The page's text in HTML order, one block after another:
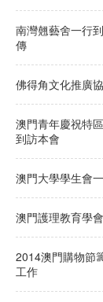
南灣翹藝舍一行
傳
佛得角文化推廣
澳門青年慶祝特
到訪本會
澳門大學學生會
澳門護理教育學
2014澳門購物節
工作